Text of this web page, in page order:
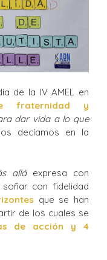
de la IV AMEL en
fraternidad y
dar vida a lo que
decíamos en la
alláexpresa con
con fidelidad
que se han
de los cuales se
de acción y 4